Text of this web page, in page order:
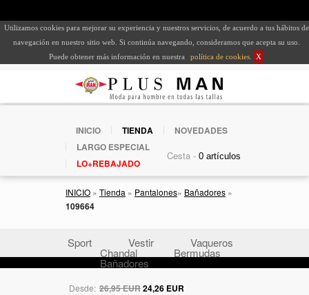
Utilizamos cookies para mejorar su experiencia y nuestros servicios, de acuerdo a tus hábitos de
navegación en nuestro sitio web. Si continúa navegando, consideramos que acepta su uso.
Puede obtener más información en nuestra
política de cookies X
INICIO TIENDA
NOVEDADES
LARGO ESPECIAL
LO+REBAJADO
Cesta -
INICIO » Tienda » Pantalones» Bañadores »
109664
Sport Vestir Vaqueros
Chandal Bermudas
Bañadores
Desde: 26,95 EUR24,26 EUR